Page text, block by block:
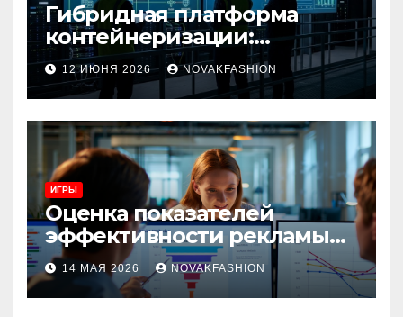
Гибридная платформа
контейнеризации:
архитектура, особенности
и сценарии использования
12 ИЮНЯ 2026 NOVAKFASHION
ИГРЫ
Оценка показателей
эффективности рекламы
при атрибуции
множественных точек
касания
14 МАЯ 2026 NOVAKFASHION